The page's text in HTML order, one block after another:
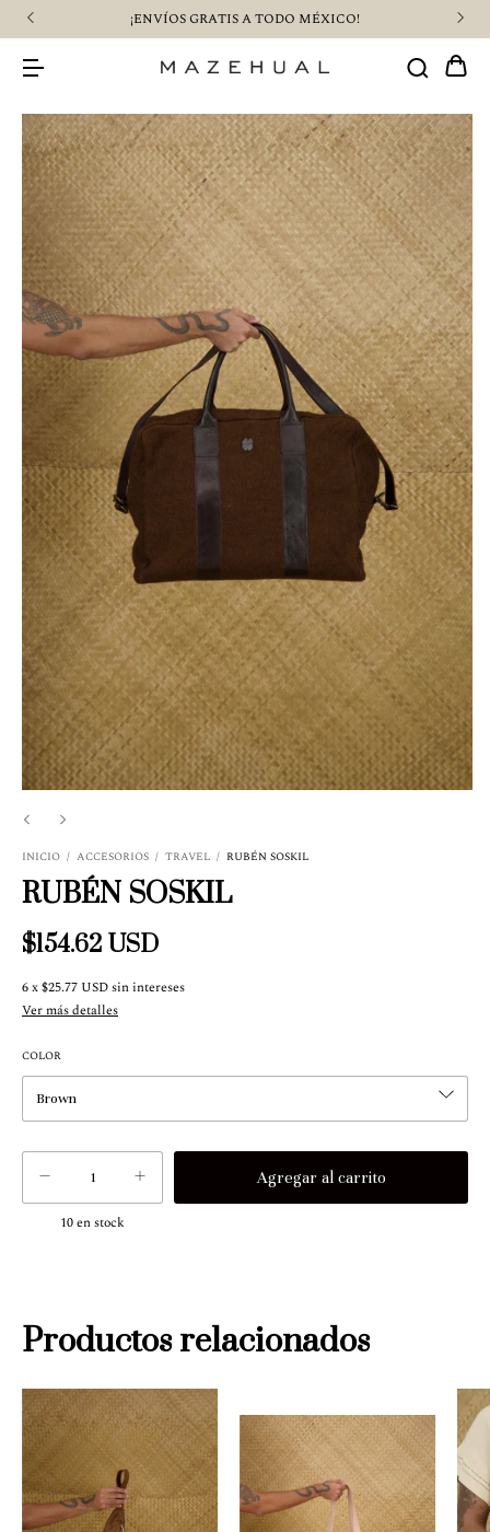
¡ENVÍOS GRATIS A TODO MÉXICO!
INICIO / ACCESORIOS / TRAVEL / RUBÉN SOSKIL
RUBÉN SOSKIL
$154.62 USD
6x$25.77 USDsin intereses
Ver más detalles
COLOR
10en stock
Productos relacionados